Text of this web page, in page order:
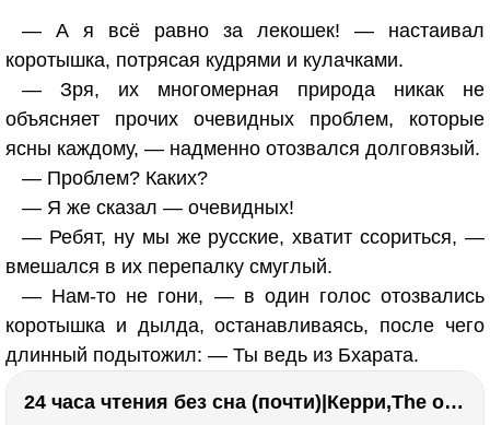
— А я всё равно за лекошек! — настаивал
коротышка, потрясая кудрями и кулачками.
— Зря, их многомерная природа никак не
объясняет прочих очевидных проблем, которые
ясны каждому, — надменно отозвался долговязый.
— Проблем? Каких?
— Я же сказал — очевидных!
— Ребят, ну мы же русские, хватит ссориться, —
вмешался в их перепалку смуглый.
— Нам-то не гони, — в один голос отозвались
коротышка и дылда, останавливаясь, после чего
длинный подытожил: — Ты ведь из Бхарата.
24 часа чтения без сна (почти)|Керри,The one единственный, Адвокат дьявола